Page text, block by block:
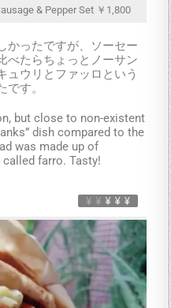
& Pepper Set ￥1,800
かったですが、ソーセー
べたらちょっとノーサン
ュウリとファッロという
す。
but close to non-existent
dish compared to the
was made up of
farro. Tasty!